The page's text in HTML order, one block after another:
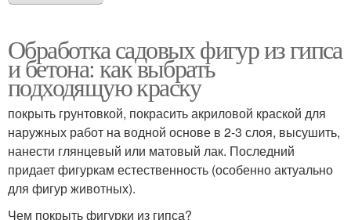
Обработка садовых фигур из гипса
и бетона: как выбрать
подходящую краску
покрыть грунтовкой, покрасить акриловой краской для
наружных работ на водной основе в 2-3 слоя, высушить,
нанести глянцевый или матовый лак. Последний
придает фигуркам естественность (особенно актуально
для фигур животных).
Чем покрыть фигурки из гипса?